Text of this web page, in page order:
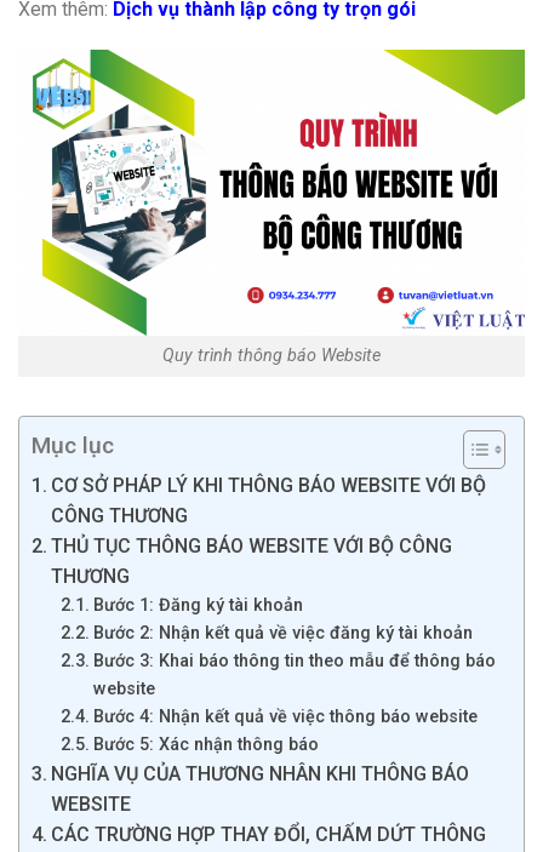
Xem thêm: Dịch vụ thành lập công ty trọn gói
Quy trình thông báo Website
Mục lục
CƠ SỞ PHÁP LÝ KHI THÔNG BÁO WEBSITE VỚI BỘ
CÔNG THƯƠNG
THỦ TỤC THÔNG BÁO WEBSITE VỚI BỘ CÔNG
THƯƠNG
Bước 1: Đăng ký tài khoản
Bước 2: Nhận kết quả về việc đăng ký tài khoản
Bước 3: Khai báo thông tin theo mẫu để thông báo
website
Bước 4: Nhận kết quả về việc thông báo website
Bước 5: Xác nhận thông báo
NGHĨA VỤ CỦA THƯƠNG NHÂN KHI THÔNG BÁO
WEBSITE
CÁC TRƯỜNG HỢP THAY ĐỔI, CHẤM DỨT THÔNG